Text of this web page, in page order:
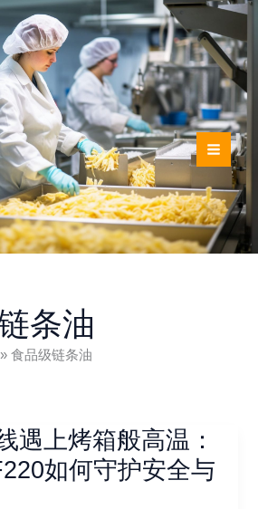
条油
食品级链条油
遇上烤箱般高温：
如何守护安全与